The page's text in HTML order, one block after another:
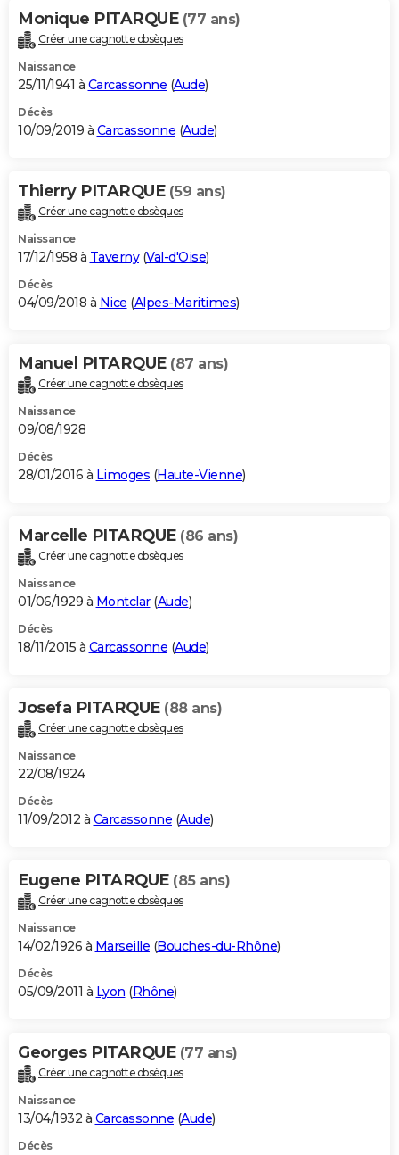
Monique PITARQUE (77 ans)
Créer une cagnotte obsèques
Naissance
25/11/1941 à Carcassonne (Aude)
Décès
10/09/2019 à Carcassonne (Aude)
Thierry PITARQUE (59 ans)
Créer une cagnotte obsèques
Naissance
17/12/1958 à Taverny(Val-d'Oise)
Décès
04/09/2018 à Nice (Alpes-Maritimes)
Manuel PITARQUE (87 ans)
Créer une cagnotte obsèques
Naissance
09/08/1928
Décès
28/01/2016 à Limoges (Haute-Vienne)
Marcelle PITARQUE (86 ans)
Créer une cagnotte obsèques
Naissance
01/06/1929 à Montclar(Aude)
Décès
18/11/2015 à Carcassonne (Aude)
Josefa PITARQUE (88 ans)
Créer une cagnotte obsèques
Naissance
22/08/1924
Décès
11/09/2012 à Carcassonne (Aude)
Eugene PITARQUE (85 ans)
Créer une cagnotte obsèques
Naissance
14/02/1926 à Marseille (Bouches-du-Rhône)
Décès
05/09/2011 à Lyon (Rhône)
Georges PITARQUE (77 ans)
Créer une cagnotte obsèques
Naissance
13/04/1932 à Carcassonne (Aude)
Décès